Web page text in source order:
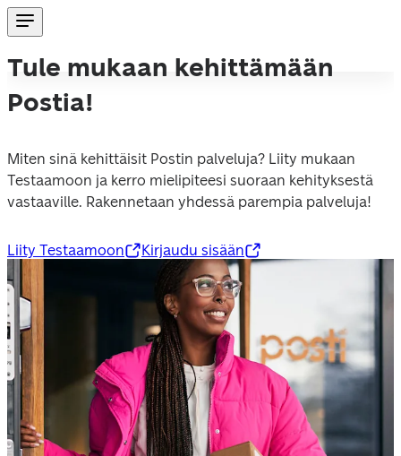
Tule mukaan kehittämään
Postia!
Miten sinä kehittäisit Postin palveluja? Liity mukaan
Testaamoon ja kerro mielipiteesi suoraan kehityksestä
vastaaville. Rakennetaan yhdessä parempia palveluja!
Liity Testaamoon Kirjaudu sisään